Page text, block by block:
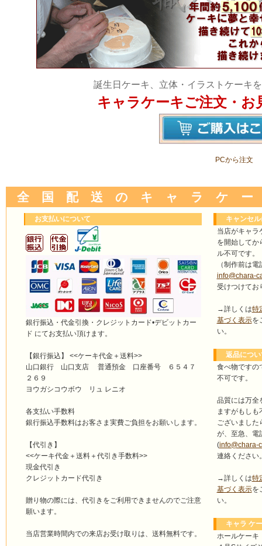
誕生日ケーキ、立体・イラストケーキ
キャラケーキご注文・お
PCから注文
全 国 配 送 の キ ャ ラ ケ
お支払いについて
銀行振込・代金引換・クレジットカード•デビットカー
ド にてお支払い頂けます。
【銀行振込】 <<ケーキ代金＋送料>>
山口銀行 山口支店 普通預金 口座番号 ６５４７
２６９
ヨウガシコウボウ リュ レニオ
各支払い手数料
銀行振込手数料はお客さま実費ご負担をお願いします。
【代引き】
<<ケーキ代金＋送料＋代引き手数料>>
現金代引き
クレジットカード代引き
贈り物の際には、代引きをご利用できませんのでご注意
願います。
当店営業時間内での来店お受け取りは、送料無料です。
キャンセル
当店がキャラ
を開始してか
ル不可です。
（制作前は
info@chara-
受けつけてお
→詳しくは特
基づく表示を
い。
返品につい
食べ物ですの
不可です。
品質には万全
ますがもしも
ございました
が、至急、電
(info@chara-
連絡ください
→詳しくは特
基づく表示を
い。
キャラ ケ
ホールケーキ